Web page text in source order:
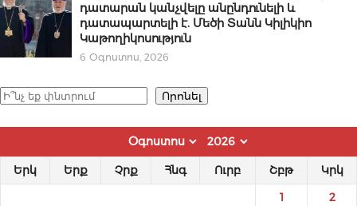
դատարան կանչվելը անընդունելի և
դատապարտելի է. Մեծի Տանն Կիլիկիո
Կաթողիկոսություն
6 Օգոստոս, 2026
Որոնել Որոնել
Երկ Երք Չրք Հնգ Ուրբ Շբթ Կրկ
1 2